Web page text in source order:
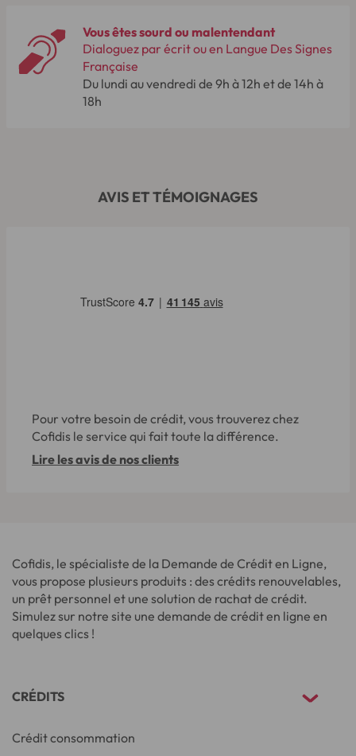
Vous êtes sourd ou malentendant
Dialoguez par écrit ou en Langue Des Signes
Française
Du lundi au vendredi de 9h à 12h et de 14h à
18h
AVIS ET TÉMOIGNAGES
Pour votre besoin de crédit, vous trouverez chez
Cofidis le service qui fait toute la différence.
Lire les avis de nos clients
Cofidis, le spécialiste de la Demande de Crédit en Ligne,
vous propose plusieurs produits : des crédits renouvelables,
un prêt personnel et une solution de rachat de crédit.
Simulez sur notre site une demande de crédit en ligne en
quelques clics !
CRÉDITS
Crédit consommation